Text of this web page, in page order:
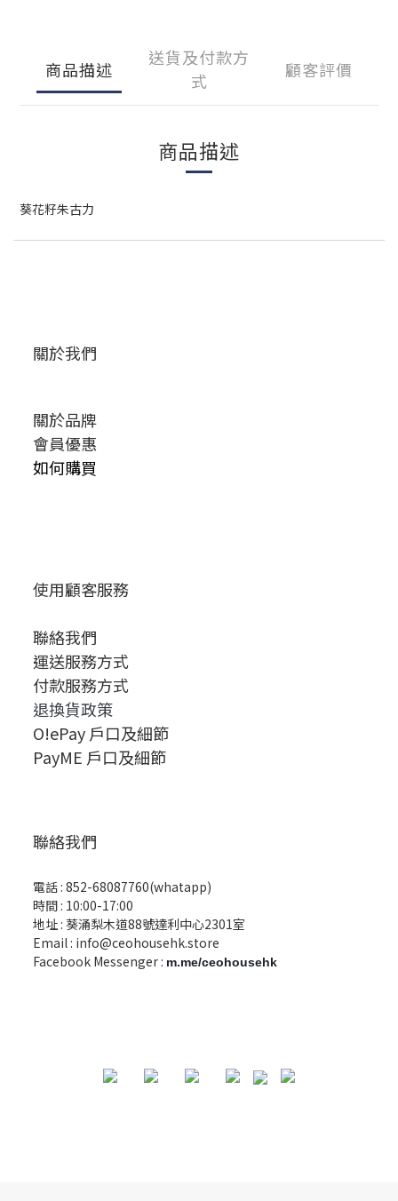
商品描述
送貨及付款方
式
顧客評價
商品描述
葵花籽朱古力
關於我們
關於品牌
會員優惠
如何購買
使用顧客服務
聯絡我們
運送服務方式
付款服務方式
退換貨政策
O!ePay 戶口及細節
PayME 戶口及細節
聯絡我們
電話 : 852-68087760(whatapp)
時間 : 10:00-17:00
地址 : 葵涌梨木道88號達利中心2301室
Email : info@ceohousehk.store
Facebook Messenger : m.me/ceohousehk